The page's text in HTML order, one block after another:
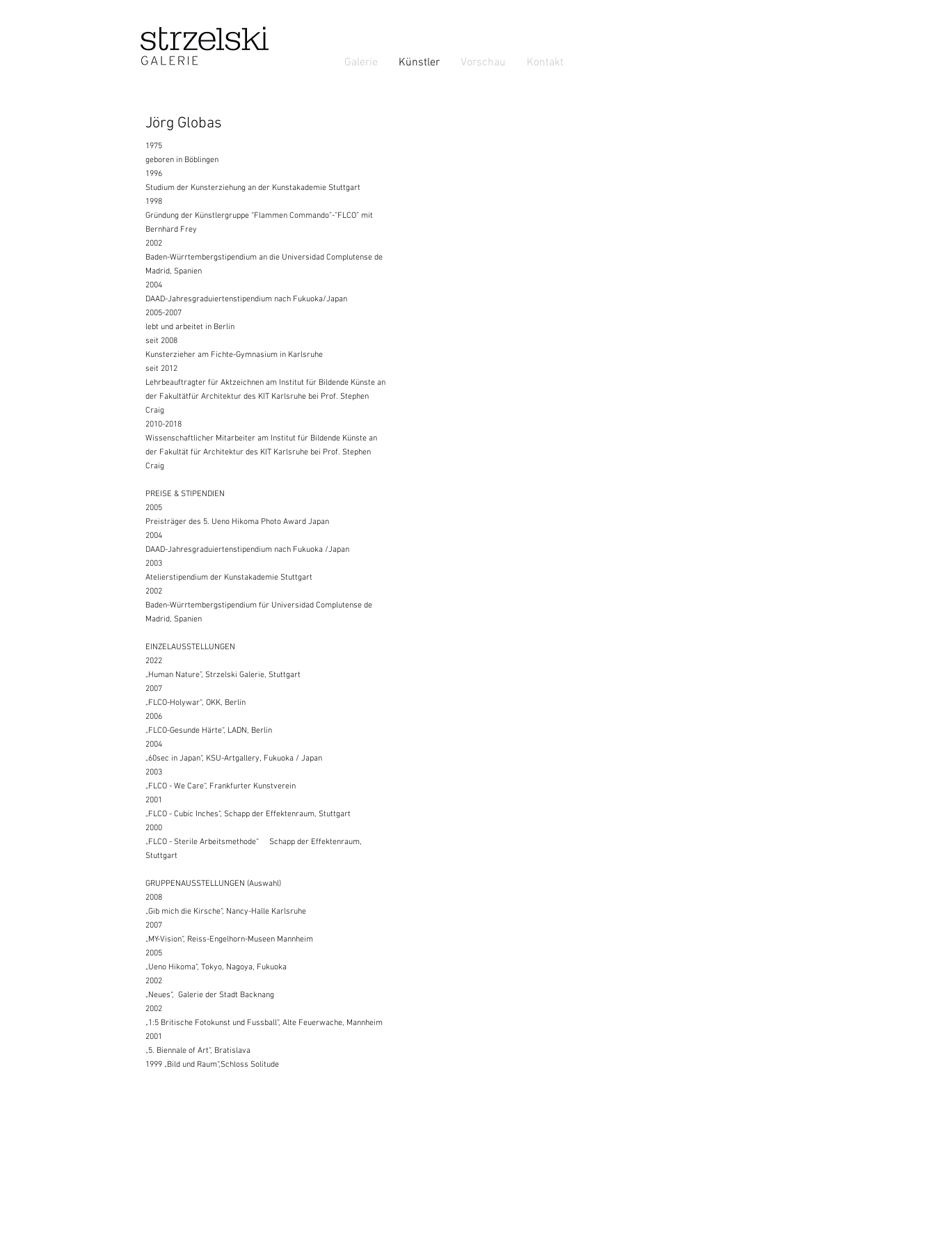
Galerie Künstler Vorschau Kontakt
Jörg Globas
1975
geboren in Böblingen
1996
Studium der Kunsterziehung an der Kunstakademie Stuttgart
1998
Gründung der Künstlergruppe “Flammen Commando”-”FLCO” mit
Bernhard Frey
2002
Baden-Würrtembergstipendium an die Universidad Complutense de
Madrid, Spanien
2004
DAAD-Jahresgraduiertenstipendium nach Fukuoka/Japan
2005-2007
lebt und arbeitet in Berlin
seit 2008
Kunsterzieher am Fichte-Gymnasium in Karlsruhe
seit 2012
Lehrbeauftragter für Aktzeichnen am Institut für Bildende Künste an
der Fakultätfür Architektur des KIT Karlsruhe bei Prof. Stephen
Craig
2010-2018
Wissenschaftlicher Mitarbeiter am Institut für Bildende Künste an
der Fakultät für Architektur des KIT Karlsruhe bei Prof. Stephen
Craig
PREISE & STIPENDIEN
2005
Preisträger des 5. Ueno Hikoma Photo Award Japan
2004
DAAD-Jahresgraduiertenstipendium nach Fukuoka /Japan
2003
Atelierstipendium der Kunstakademie Stuttgart
2002
Baden-Würrtembergstipendium für Universidad Complutense de
Madrid, Spanien
EINZELAUSSTELLUNGEN
2022
„Human Nature”, Strzelski Galerie, Stuttgart
2007
„FLCO-Holywar“, OKK, Berlin
2006
„FLCO-Gesunde Härte“, LADN, Berlin
2004
„60sec in Japan“, KSU-Artgallery, Fukuoka / Japan
2003
„FLCO - We Care“, Frankfurter Kunstverein
2001
„FLCO - Cubic Inches“, Schapp der Effektenraum, Stuttgart
2000
„FLCO - Sterile Arbeitsmethode“ Schapp der Effektenraum,
Stuttgart
GRUPPENAUSSTELLUNGEN (Auswahl)
2008
„Gib mich die Kirsche“, Nancy-Halle Karlsruhe
2007
„MY-Vision“, Reiss-Engelhorn-Museen Mannheim
2005
„Ueno Hikoma“, Tokyo, Nagoya, Fukuoka
2002
„Neues“, Galerie der Stadt Backnang
2002
„1:5 Britische Fotokunst und Fussball“, Alte Feuerwache, Mannheim
2001
„5. Biennale of Art“, Bratislava
1999 „Bild und Raum“,Schloss Solitude